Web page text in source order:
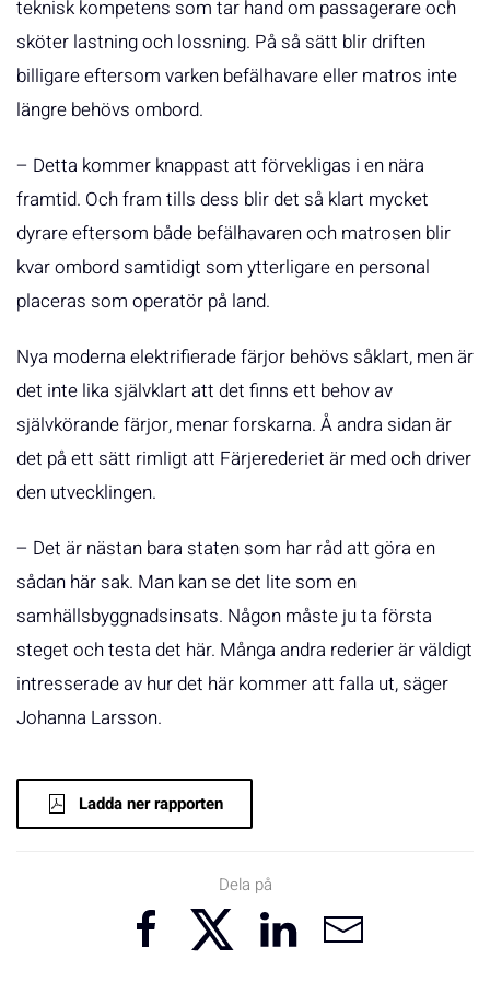
teknisk kompetens som tar hand om passagerare och
sköter lastning och lossning. På så sätt blir driften
billigare eftersom varken befälhavare eller matros inte
längre behövs ombord.
– Detta kommer knappast att förvekligas i en nära
framtid. Och fram tills dess blir det så klart mycket
dyrare eftersom både befälhavaren och matrosen blir
kvar ombord samtidigt som ytterligare en personal
placeras som operatör på land.
Nya moderna elektrifierade färjor behövs såklart, men är
det inte lika självklart att det finns ett behov av
självkörande färjor, menar forskarna. Å andra sidan är
det på ett sätt rimligt att Färjerederiet är med och driver
den utvecklingen.
– Det är nästan bara staten som har råd att göra en
sådan här sak. Man kan se det lite som en
samhällsbyggnadsinsats. Någon måste ju ta första
steget och testa det här. Många andra rederier är väldigt
intresserade av hur det här kommer att falla ut, säger
Johanna Larsson.
Ladda ner rapporten
Dela på